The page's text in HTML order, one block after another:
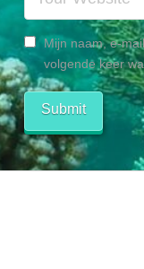
Mijn naam, e-
volgende keer